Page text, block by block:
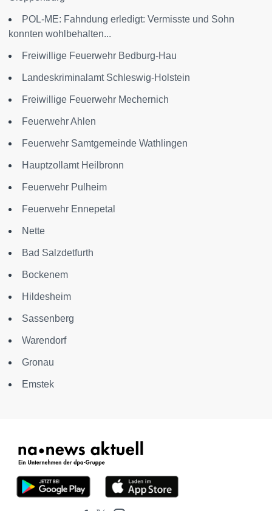
POL-ME: Fahndung erledigt: Vermisste und Sohn
konnten wohlbehalten...
Freiwillige Feuerwehr Bedburg-Hau
Landeskriminalamt Schleswig-Holstein
Freiwillige Feuerwehr Mechernich
Feuerwehr Ahlen
Feuerwehr Samtgemeinde Wathlingen
Hauptzollamt Heilbronn
Feuerwehr Pulheim
Feuerwehr Ennepetal
Nette
Bad Salzdetfurth
Bockenem
Hildesheim
Sassenberg
Warendorf
Gronau
Emstek